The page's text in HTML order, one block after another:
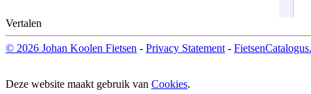
Vertalen
© 2026 Johan Koolen Fietsen - Privacy Statement -
Deze website maakt gebruik van Cookies.